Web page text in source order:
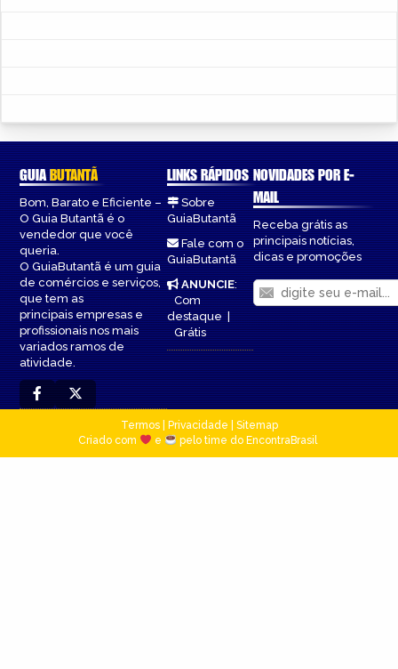
GUIABUTANTÃ
Bom, Barato e Eficiente –
O Guia Butantã é o
vendedor que você
queria.
O GuiaButantã é um guia
de comércios e serviços,
que tem as
principais empresas e
profissionais nos mais
variados ramos de
atividade.
LINKS RÁPIDOS
Sobre
GuiaButantã
Fale com o
GuiaButantã
ANUNCIE:
Com
destaque|
Grátis
NOVIDADES POR E-
MAIL
Receba grátis as
principais notícias,
dicas e promoções
Termos| Privacidade
Sitemap
Criado com
e pelo time do EncontraBrasil